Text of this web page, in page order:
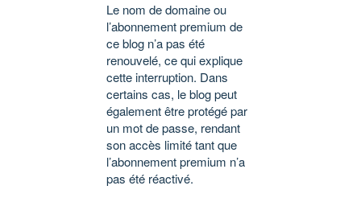
Le nom de domaine ou
l’abonnement premium de
ce blog n’a pas été
renouvelé, ce qui explique
cette interruption. Dans
certains cas, le blog peut
également être protégé par
un mot de passe, rendant
son accès limité tant que
l’abonnement premium n’a
pas été réactivé.